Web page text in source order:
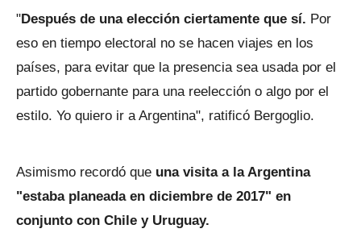
"Después de una elección ciertamente que sí. Por
eso en tiempo electoral no se hacen viajes en los
países, para evitar que la presencia sea usada por el
partido gobernante para una reelección o algo por el
estilo. Yo quiero ir a Argentina", ratificó Bergoglio.
Asimismo recordó que una visita a la Argentina
"estaba planeada en diciembre de 2017" en
conjunto con Chile y Uruguay.